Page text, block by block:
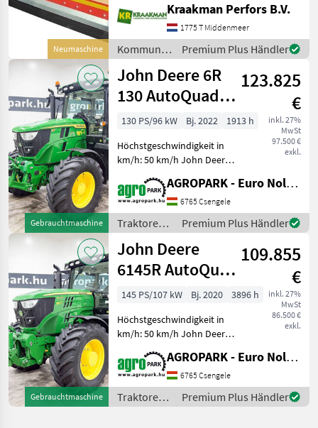
Neumaschine
De M plus is een
professionele klepelmaaier
die ontworpen i
Kraakman Perfors B.V.
1775 T Middenmeer
Kommunalgeräte
/ Sonstige
Premium Plus Händler
Gebrauchtmaschine
John Deere 6R
130 AutoQuad
Plus 24/24 50
km/h,
suspended fr
123.825
€
inkl. 27%
MwSt
97.500 €
exkl.
130 PS/96 kW Bj. 2022
1913 h
Höchstgeschwindigkeit in
km/h: 50 km/h John Deere
AutoQuad Plus 24/24 50
km/h Getriebe, gefederte
Vorderachse, gefederte
Kabine, RTK-Autolenks
AGROPARK - Euro Noliker Kft.
6765 Csengele
Traktoren /
John Deere
Premium Plus Händler
Gebrauchtmaschine
John Deere
6145R AutoQuad
Plus 20/20 50
km/h
transmission,
109.855
€
inkl. 27%
MwSt
86.500 €
exkl.
145 PS/107 kW Bj. 2020
3896 h
Höchstgeschwindigkeit in
km/h: 50 km/h John Deere
AutoQuad Plus 20/20 50
km/h Getriebe, gefederte
Vorderachse, gefederte
Kabine, Druckluftbrems
AGROPARK - Euro Noliker Kft.
6765 Csengele
Traktoren /
John Deere
Premium Plus Händler